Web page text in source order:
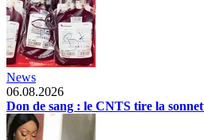
News
06.08.2026
Don de sang : le CNTS tire la